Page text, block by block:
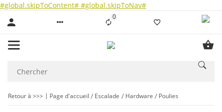
#global.skipToContent# #global.skipToNav#
0Liste ist leer
Retour à >>> Page d'accueil Escalade Hardware Poulies